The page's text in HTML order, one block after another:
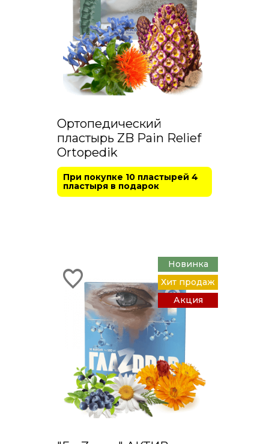
Ортопедический
пластырь ZB Pain Relief
Ortopedik
При покупке 10 пластырей 4
пластыря в подарок
Новинка
Хит продаж
Акция